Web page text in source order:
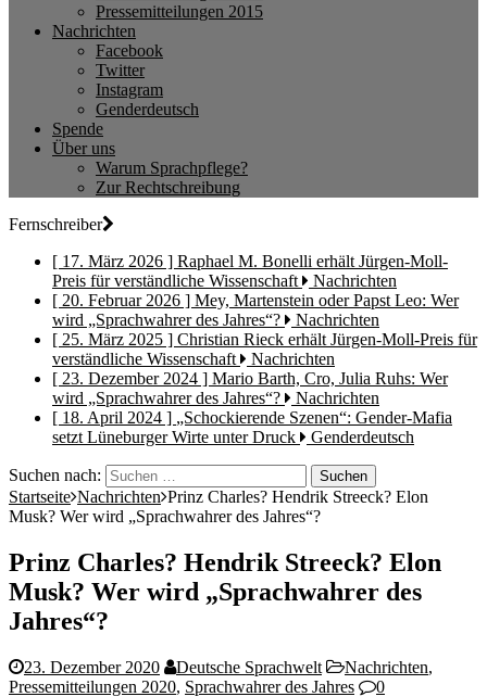
Pressemitteilungen 2015
Nachrichten
Facebook
Twitter
Instagram
Genderdeutsch
Spende
Über uns
Warum Sprachpflege?
Zur Rechtschreibung
Fernschreiber
[ 17. März 2026 ] Raphael M. Bonelli erhält Jürgen-Moll-
Preis für verständliche Wissenschaft
Nachrichten
[ 20. Februar 2026 ] Mey, Martenstein oder Papst Leo: Wer
wird „Sprachwahrer des Jahres“?
Nachrichten
[ 25. März 2025 ] Christian Rieck erhält Jürgen-Moll-Preis für
verständliche Wissenschaft
Nachrichten
[ 23. Dezember 2024 ] Mario Barth, Cro, Julia Ruhs: Wer
wird „Sprachwahrer des Jahres“?
Nachrichten
[ 18. April 2024 ] „Schockierende Szenen“: Gender-Mafia
setzt Lüneburger Wirte unter Druck
Genderdeutsch
Suchen nach:
Startseite Nachrichten Prinz Charles? Hendrik Streeck? Elon
Musk? Wer wird „Sprachwahrer des Jahres“?
Prinz Charles? Hendrik Streeck? Elon
Musk? Wer wird „Sprachwahrer des
Jahres“?
23. Dezember 2020 Deutsche Sprachwelt Nachrichten,
Pressemitteilungen 2020, Sprachwahrer des Jahres 0